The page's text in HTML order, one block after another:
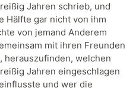
Jahren schrieb, und
Hälfte gar nicht von ihm
von jemand Anderem
mit ihren Freunden
herauszufinden, welchen
Jahren eingeschlagen
und wer die